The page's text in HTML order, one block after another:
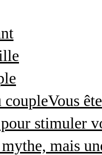
coupleVous
stimuler
mythe, mais